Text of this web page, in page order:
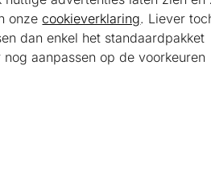
22 55 (NL)
onze cookieverklaring. Liever
dan enkel het standaardpakket
aanpassen op de voorkeuren